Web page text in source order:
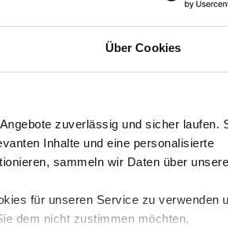
Über Cookies
zuverlässig und sicher laufen.
Inhalte und eine personalisierte
sammeln wir Daten über unsere
für unseren Service zu verwenden
dem nicht zustimmen möchten,